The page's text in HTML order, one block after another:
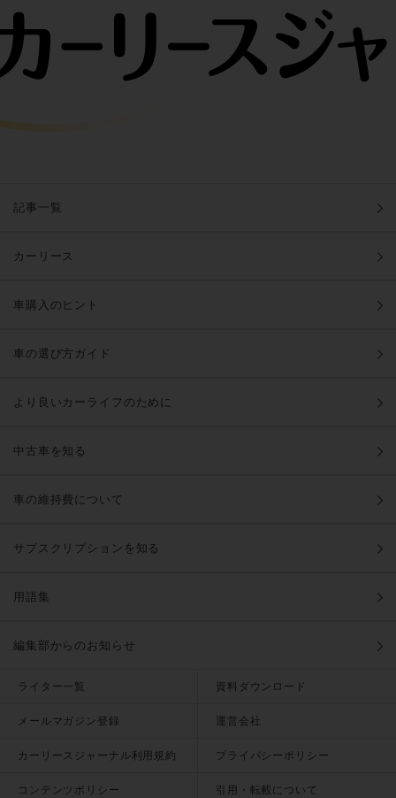
記事一覧
カーリース
車購入のヒント
車の選び方ガイド
より良いカーライフのために
中古車を知る
車の維持費について
サブスクリプションを知る
用語集
編集部からのお知らせ
ライター一覧 資料ダウンロード
メールマガジン登録 運営会社
カーリースジャーナル利用規約 プライバシーポリシー
コンテンツポリシー 引用・転載について